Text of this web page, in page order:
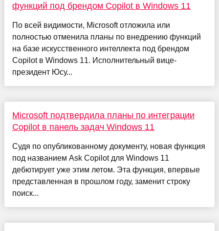
функций под брендом Copilot в Windows 11
По всей видимости, Microsoft отложила или
полностью отменила планы по внедрению функций
на базе искусственного интеллекта под брендом
Copilot в Windows 11. Исполнительный вице-
президент Юсу...
Microsoft подтвердила планы по интеграции
Copilot в панель задач Windows 11
Судя по опубликованному документу, новая функция
под названием Ask Copilot для Windows 11
дебютирует уже этим летом. Эта функция, впервые
представленная в прошлом году, заменит строку
поиск...